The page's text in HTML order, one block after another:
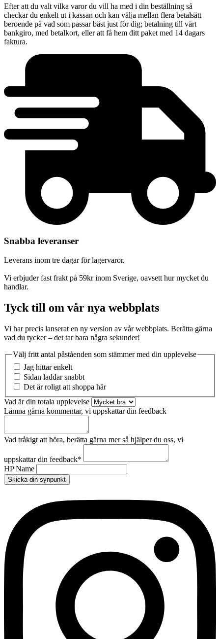
Efter att du valt vilka varor du vill ha med i din beställning så
checkar du enkelt ut i kassan och kan välja mellan flera betalsätt
beroende på vad som passar bäst just för dig; betalning till vårt
bankgiro, med betalkort, eller att få hem ditt paket med 14 dagars
faktura.
Snabba leveranser
Leverans inom tre dagar för lagervaror.
Vi erbjuder fast frakt på 59kr inom Sverige, oavsett hur mycket du
handlar.
Tyck till om vår nya webbplats
Vi har precis lanserat en ny version av vår webbplats. Berätta gärna
vad du tycker – det tar bara några sekunder!
Välj fritt antal påståenden som stämmer med din upplevelse
Jag hittar enkelt
Sidan laddar snabbt
Det är roligt att shoppa här
Vad är din totala upplevelse
Lämna gärna kommentar, vi uppskattar din feedback
Vad tråkigt att höra, berätta gärna mer så hjälper du oss, vi
uppskattar din feedback*
HP Name
Skicka din synpunkt